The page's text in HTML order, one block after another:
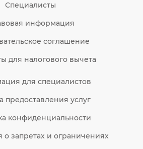
Специалисты
информация
соглашение
для налогового вычета
для специалистов
предоставления услуг
конфиденциальности
запретах и ограничениях